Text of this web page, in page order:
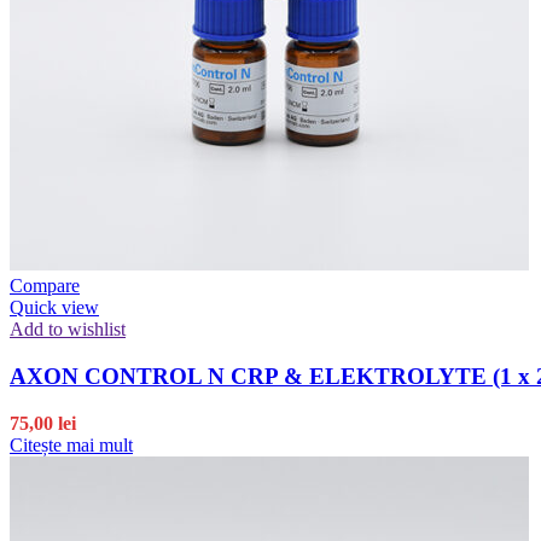
Compare
Quick view
Add to wishlist
AXON CONTROL N CRP & ELEKTROLYTE (1 x
75,00 lei
Citește mai mult